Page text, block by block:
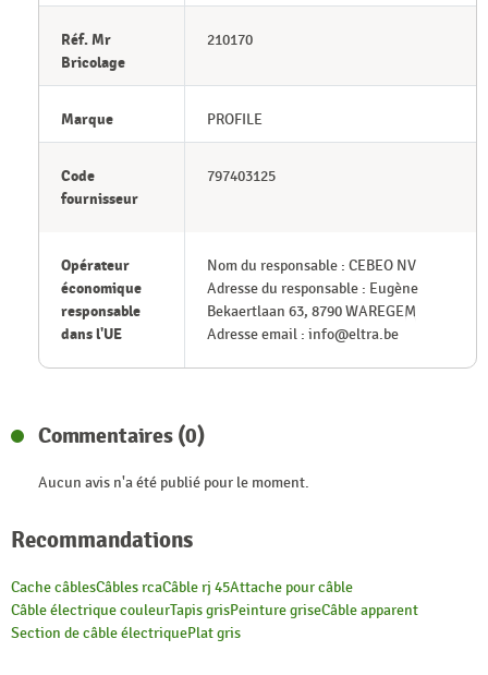
Réf. Mr
Bricolage
210170
Marque PROFILE
Code
fournisseur
797403125
Opérateur
économique
responsable
dans l'UE
Nom du responsable : CEBEO NV
Adresse du responsable : Eugène
Bekaertlaan 63, 8790 WAREGEM
Adresse email : info@eltra.be
Commentaires (0)
Aucun avis n'a été publié pour le moment.
Recommandations
Cache câblesCâbles rcaCâble rj 45Attache pour câble
Câble électrique couleurTapis grisPeinture griseCâble apparent
Section de câble électriquePlat gris